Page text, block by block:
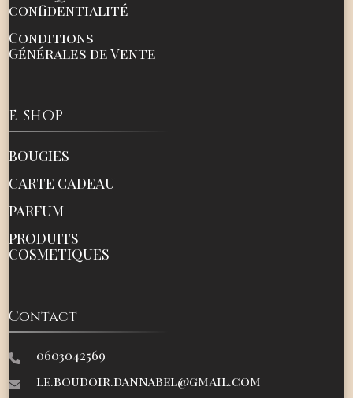
confidentialité
Conditions
Générales de Vente
E-SHOP
BOUGIES
CARTE CADEAU
PARFUM
PRODUITS
COSMETIQUES
Contact
0603042569
le.boudoir.dannabel@gmail.com